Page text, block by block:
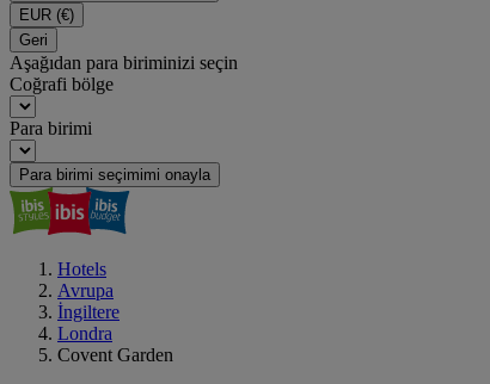
EUR (€)
Geri
Aşağıdan para biriminizi seçin
Coğrafi bölge
Para birimi
Para birimi seçimimi onayla
Hotels
Avrupa
İngiltere
Londra
Covent Garden